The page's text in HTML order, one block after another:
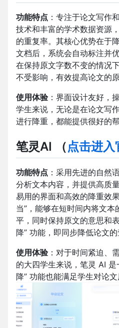
功能特点 ：专注于论文写作
技术和丰富的学术数据资源
的重复率。其核心优势在于
文档后，系统会自动标注并
在保持原文字数不变的情况
不受影响，有效提高论文的原
使用体验：界面设计友好，
学生来说，无论是在论文写
进行降重，都能提供很好的帮
笔灵AI （点击进入
功能特点 ：采用先进的自然
分析文本内容，并提供高质
易用的界面和高效的降重效
当”，能够在短时间内将文
平，同时保持原文的意思和
降” 功能，即同步降低论文
使用体验：对于时间紧迫、
的大四学生来说，笔灵 AI 是
降” 功能也能满足学生对论文